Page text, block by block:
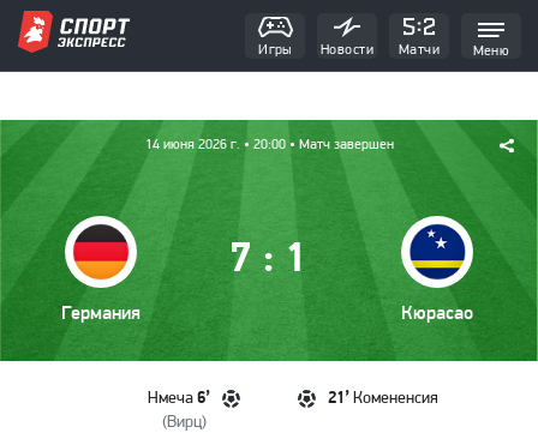
Игры Новости Матчи Меню
14 июня 2026 г. • 20:00 • Матч завершен
7 : 1
Германия Кюрасао
Нмеча 6’
(Вирц)
Комененсия
21’